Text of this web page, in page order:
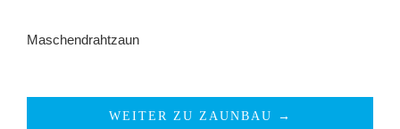
Maschendrahtzaun
WEITER ZU ZAUNBAU →